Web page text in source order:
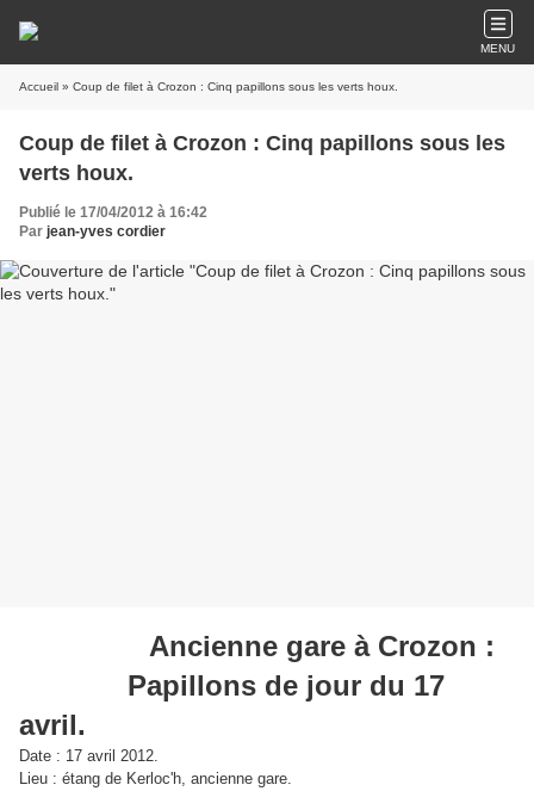
MENU
Accueil » Coup de filet à Crozon : Cinq papillons sous les verts houx.
Coup de filet à Crozon : Cinq papillons sous les
verts houx.
Publié le 17/04/2012 à 16:42
Par jean-yves cordier
Ancienne gare à Crozon :
Papillons de jour du 17
avril.
Date : 17 avril 2012.
Lieu : étang de Kerloc'h, ancienne gare.